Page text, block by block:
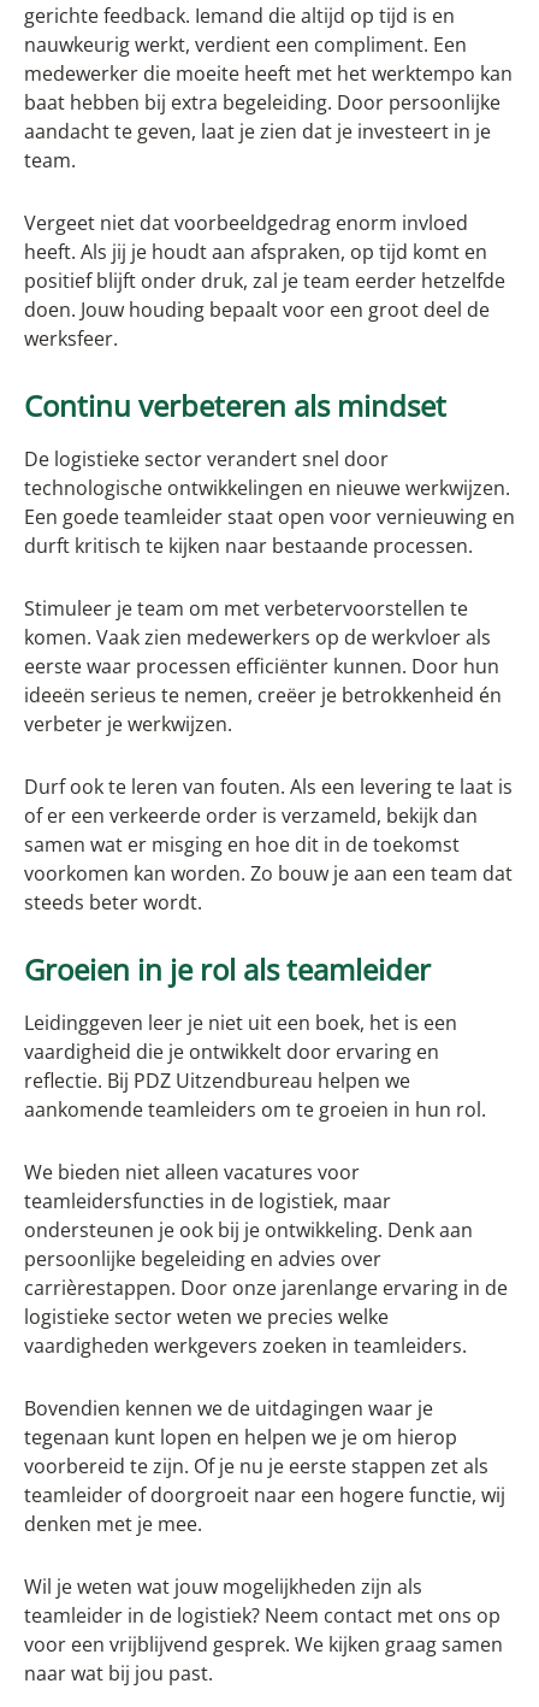
gerichte feedback. Iemand die altijd op tijd is en
nauwkeurig werkt, verdient een compliment. Een
medewerker die moeite heeft met het werktempo kan
baat hebben bij extra begeleiding. Door persoonlijke
aandacht te geven, laat je zien dat je investeert in je
team.
Vergeet niet dat voorbeeldgedrag enorm invloed
heeft. Als jij je houdt aan afspraken, op tijd komt en
positief blijft onder druk, zal je team eerder hetzelfde
doen. Jouw houding bepaalt voor een groot deel de
werksfeer.
Continu verbeteren als mindset
De logistieke sector verandert snel door
technologische ontwikkelingen en nieuwe werkwijzen.
Een goede teamleider staat open voor vernieuwing en
durft kritisch te kijken naar bestaande processen.
Stimuleer je team om met verbetervoorstellen te
komen. Vaak zien medewerkers op de werkvloer als
eerste waar processen efficiënter kunnen. Door hun
ideeën serieus te nemen, creëer je betrokkenheid én
verbeter je werkwijzen.
Durf ook te leren van fouten. Als een levering te laat is
of er een verkeerde order is verzameld, bekijk dan
samen wat er misging en hoe dit in de toekomst
voorkomen kan worden. Zo bouw je aan een team dat
steeds beter wordt.
Groeien in je rol als teamleider
Leidinggeven leer je niet uit een boek, het is een
vaardigheid die je ontwikkelt door ervaring en
reflectie. Bij PDZ Uitzendbureau helpen we
aankomende teamleiders om te groeien in hun rol.
We bieden niet alleen vacatures voor
teamleidersfuncties in de logistiek, maar
ondersteunen je ook bij je ontwikkeling. Denk aan
persoonlijke begeleiding en advies over
carrièrestappen. Door onze jarenlange ervaring in de
logistieke sector weten we precies welke
vaardigheden werkgevers zoeken in teamleiders.
Bovendien kennen we de uitdagingen waar je
tegenaan kunt lopen en helpen we je om hierop
voorbereid te zijn. Of je nu je eerste stappen zet als
teamleider of doorgroeit naar een hogere functie, wij
denken met je mee.
Wil je weten wat jouw mogelijkheden zijn als
teamleider in de logistiek? Neem contact met ons op
voor een vrijblijvend gesprek. We kijken graag samen
naar wat bij jou past.